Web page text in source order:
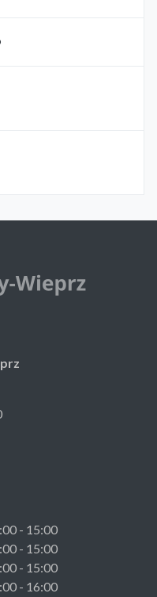
- 15:00
- 15:00
- 15:00
- 16:00